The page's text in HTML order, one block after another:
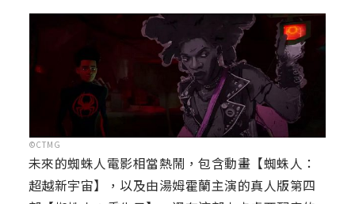
©CTMG
未來的蜘蛛人電影相當熱鬧，包含動畫【蜘蛛人：
超越新宇宙】，以及由湯姆霍蘭主演的真人版第四